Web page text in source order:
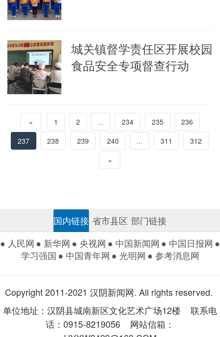
城关镇督学责任区开展校园
食品安全专项督查行动
« 1 2 ... 234 235
236
237
238 239 240 ... 311
312
»
国内链接 省市县区 部门链接
● 人民网 ● 新华网 ● 央视网 ● 中国新闻网 ● 中国日报网 ●
学习强国● 中国青年网 ● 光明网 ● 参考消息网
Copyright 2011-2021 汉阴新闻网. All rights reserved.
单位地址：汉阴县城南新区文化艺术广场12楼 联系电
话：0915-8219056 网站信箱：